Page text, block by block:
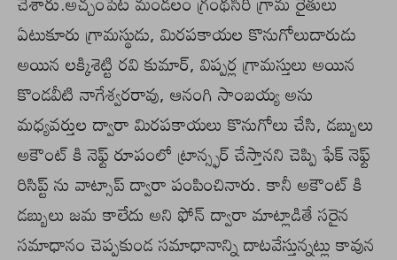
ఏటుకూరు గ్రామస్థుడు, మిరపకాయల కొనుగోలుదారుడు
అయిన లక్కిశెట్టి రవి కుమార్, విప్పర్ల గ్రామస్తులు అయిన
కొండవీటి నాగేశ్వరరావు, ఆనంగి సాంబయ్య అను
మధ్యవర్తుల ద్వారా మిరపకాయలు కొనుగోలు చేసి, డబ్బులు
అకౌంట్ కి నెఫ్ట్ రూపంలో ట్రాన్స్ఫర్ చేస్తానని చెప్పి ఫేక్ నెఫ్ట్
రిసిప్ట్ ను వాట్సాప్ ద్వారా పంపించినారు. కానీ అకౌంట్ కి
డబ్బులు జమ కాలేదు అని ఫోన్ ద్వారా మాట్లాడితే సరైన
సమాధానం చెప్పకుండ సమాధానాన్ని దాటవేస్తున్నట్లు కావున